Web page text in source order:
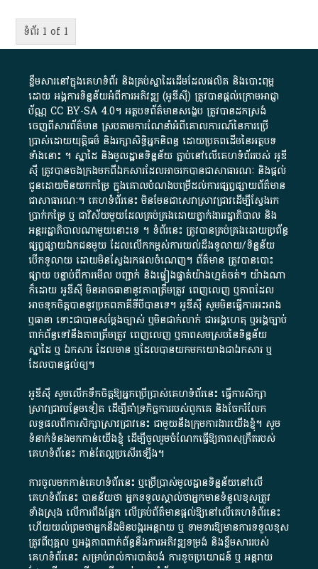
ទំព័រ 1 of 1
ខ្លឹមសារ​នៅ​ក្នុង​គេហទំព័រ និង​គ្រប់​ស្នា​ដៃ​ដើម​ដែល​ផលិត​ និង​បោះពុម្ព​
ដោយ​ អង្គការ​ទិន្នន័យ​អំពី​ការអភិវឌ្ឍ​​ (អូ​ឌី​ស៊ី)​ ត្រូវ​បាន​ផ្តល់​ក្រោម​អាជ្ញា
ប័ណ្ណ​CC BY-SA 4.0។​ អត្ថបទ​ព័ត៌មាន​សង្ខេប​ ត្រូវ​បាន​ដកស្រង់​
ចេញពី​សារព័ត៌មាន ស្របតាមការ​ណែនាំ​អំពី​គោលការណ៍​នៃ​ការ​ប្រើ
ប្រាស់​ដោយ​យុត្តិធម៌​ និង​រក្សាសិទ្ធិអ្នកនិពន្ធ ដោយ​ប្រភពដើម​នៃ​​អត្ថបទ
ទាំង​នោះ​ ។​ ស្នាដៃ​ និង​មូលដ្ឋាន​ទិន្នន័យ ​ភ្ជាប់​នៅ​លើ​គេហទំព័រ​របស់​ អូ​ឌី​
ស៊ី​ ត្រូវ​បាន​ចងក្រង​មក​ពី​ឯកសារ​ដែល​អាច​រក​បានជា​សាធារណៈ​ និង​ផ្តល់​
ជូន​ដោយ​មិន​យក​កម្រៃ​ ក្នុង​គោលបំណង​បម្រើ​ដល់ការ​ផ្សព្វផ្សាយ​ព័ត៌មាន​
ជា​សាធារណៈ​។​ គេហទំព័រ​នេះ​ មិនមែន​ជា​សេវា​ស្រាវជ្រាវ​ដើម្បី​ស្វែងរក
ប្រាក់​កម្រៃ​ ឬ​ ជា​វិស័យ​មួយ​ដែល​គ្រប់គ្រង​ដោយ​ភ្នាក់ងារ​រដ្ឋាភិបាល​ និង ​
អន្តររដ្ឋាភិបាល​ណាមួយ​នោះ​ទេ ​។​ ទំព័រ​នេះ​ ត្រូវ​បាន​គ្រប់គ្រង​ដោយ​ប្រព័ន្ធ​
ផ្សព្វផ្សាយ​ឯកជន​មួយ​ ដែល​លើកកម្ពស់​ការ​យល់​ដឹង​ទូលាយ​/​ទិន្នន័យ​
បើក​ទូលាយ​ ដោយ​មិនស្វែង​រក​ផល​ចំណេញ​។​ ព័ត៌មាន​ ត្រូវ​បាន​បោះ
ផ្សាយ​ បន្ទាប់​ពី​ការ​មើល​ បញ្ជាក់​ និង​ផ្ទៀងផ្ទាត់​យ៉ាង​ហ្មត់ចត់​។​ យ៉ាងណា​
ក៏​ដោយ​ អូ​ឌី​ស៊ី​ មិន​អាច​ធានា​នូវ​ភាព​ត្រឹមត្រូវ​ ពេញលេញ​ ឬ​ភាព​ដែល​
អាច​ទុកចិត្ត​បាននូវ​ប្រភព​ភាគី​ទី​បី​បាន​ទេ​។​ អូ​ឌី​ស៊ី​ សូម​មិន​ធ្វើការ​អះអាង​
ឬ​ធានា​ ទោះជា​បាន​សម្តែង​ច្បាស់​ ឬ​មិន​ជាក់លាក់​ ជា​អង្គហេតុ​ ឬ​អង្គច្បាប់​
ពាក់ព័ន្ធ​ទៅ​នឹង​ភាព​ត្រឹមត្រូវ​ ពេញលេញ​ ឬ​ភាព​សម​ស្រប​នៃ​ទិន្នន័យ​
ស្នាដៃ​ ឬ​ ឯកសារ​ ដែល​មាន​ ឬ​ដែល​បាន​យក​មក​យោង​ជា​ឯកសារ​ ឬ​
ដែល​បាន​ផ្តល់​ឲ្យ​។
អូឌីស៊ី សូមលើកទឹកចិត្តឱ្យអ្នកប្រើប្រាស់គេហទំព័រនេះ ធ្វើការសិក្សា
ស្រាវជ្រាវបន្ថែមទៀត ដើម្បីគាំទ្រកិច្ចការ​របស់ពួកគេ និងចែករំលែក
លទ្ធផលពីការសិក្សាស្រាវជ្រាវនេះ ជាមួយនឹងក្រុមការងារយើងខ្ញុំ។ សូម
ទំនាក់ទំនងមកកាន់យើងខ្ញុំ ដើម្បីចូលរួមចំណែកធ្វើឱ្យភាពសុក្រឹតរបស់
គេហទំព័នេះ កាន់តែល្អប្រសើរឡើង។
ការចូលមកកាន់គេហទំព័រនេះ ឬប្រើប្រាស់មូលដ្ឋានទិន្នន័យនៅលើ
គេហទំព័រនេះ បានន័យថា អ្នកទទួលស្គាល់ថាអ្នកមានទំនួលខុសត្រូវ
ទាំងស្រុង លើការពឹងផ្អែក លើគ្រប់ព័ត៌មានផ្តល់ឱ្យនៅលើគេហទំព័រនេះ
ហើយយល់ព្រមថាអ្នកនឹងមិនបង្ករអន្តរាយ ឬ ទាមទារ​ឱ្យមានការទទួលខុស​
ត្រូវពីបុគ្គល ឬអង្គភាពពាក់ព័ន្ធនឹងការអភិវឌ្ឍទម្រង់ និងខ្លឹមសាររបស់
គេហទំព័រនេះ សម្រាប់រាល់ការបាត់បង់ ការខូចប្រយោជន៍ ឬ អន្តរាយ